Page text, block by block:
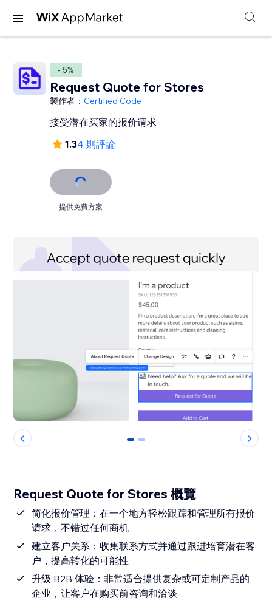
- 5%
Request Quote for Stores
製作者：Certified Code
接受潜在买家的报价请求
1.34 則評論
提供免費方案
0 1
Request Quote for Stores 概覽
简化报价管理：在一个地方轻松跟踪和管理所有报价
请求，不错过任何商机
建立客户关系：收集联系方式并通过跟进培育潜在客
户，提高转化的可能性
升级 B2B 体验：非常适合提供复杂或可定制产品的
企业，让客户在购买前咨询和洽谈